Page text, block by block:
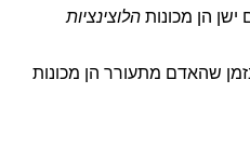
הן מכונות הלוצינציות
שהאדם מתעורר הן מכונות